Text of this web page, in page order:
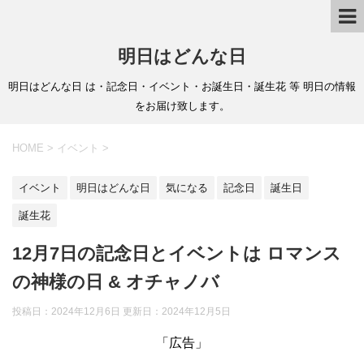
明日はどんな日
明日はどんな日 は・記念日・イベント・お誕生日・誕生花 等 明日の情報
をお届け致します。
HOME > イベント >
イベント 明日はどんな日 気になる 記念日 誕生日
誕生花
12月7日の記念日とイベントは ロマンス
の神様の日 & オチャノバ
投稿日：2024年12月6日 更新日： 2024年12月5日
「広告」